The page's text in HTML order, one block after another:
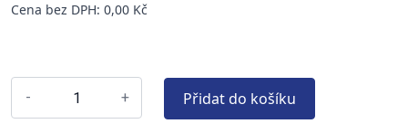
Cena bez DPH: 0,00 Kč
- + Přidat do košíku